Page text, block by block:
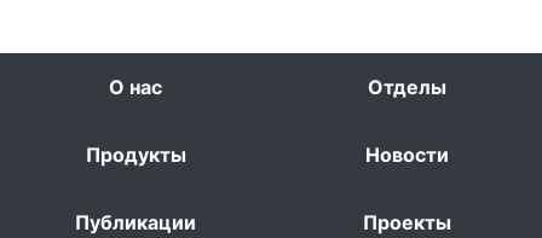
О нас Отделы
Продукты Новости
Публикации Проекты